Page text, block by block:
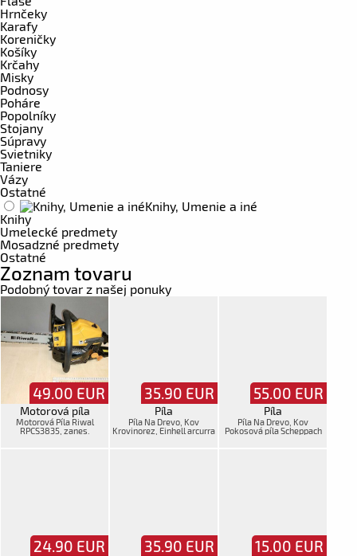
Hrnčeky
Karafy
Koreničky
Košíky
Krčahy
Misky
Podnosy
Poháre
Popolníky
Stojany
Súpravy
Svietniky
Taniere
Vázy
Ostatné
Knihy, Umenie a iné
Knihy
Umelecké predmety
Mosadzné predmety
Ostatné
Zoznam tovaru
Podobný tovar z našej ponuky
49.00 EUR
Motorová píla
Motorová Píla Riwal
RPCS3835, zanes.
35.90 EUR
Píla
Píla Na Drevo, Kov
Krovinorez, Einhell arcurra
55.00 EUR
Píla
Píla Na Drevo, Kov
Pokosová píla Scheppach
24.90 EUR 35.90 EUR 15.00 EUR